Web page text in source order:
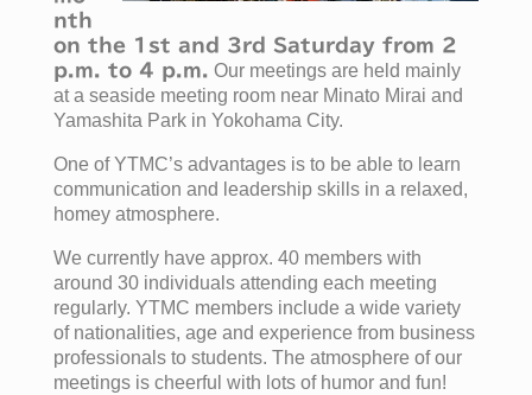
nth
on the 1st and 3rd Saturday from 2
p.m. to 4 p.m. Our meetings are held mainly
at a seaside meeting room near Minato Mirai and
Yamashita Park in Yokohama City.
One of YTMC’s advantages is to be able to learn
communication and leadership skills in a relaxed,
homey atmosphere.
We currently have approx. 40 members with
around 30 individuals attending each meeting
regularly. YTMC members include a wide variety
of nationalities, age and experience from business
professionals to students. The atmosphere of our
meetings is cheerful with lots of humor and fun!